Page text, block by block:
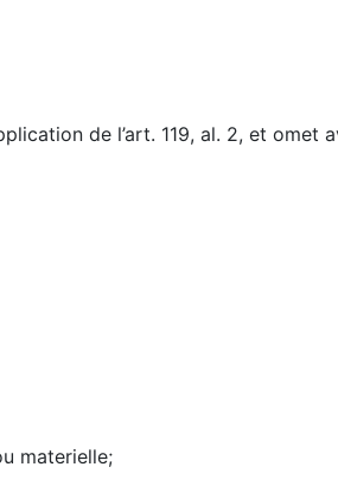
de l’art. 119, al. 2, et omet
materielle;